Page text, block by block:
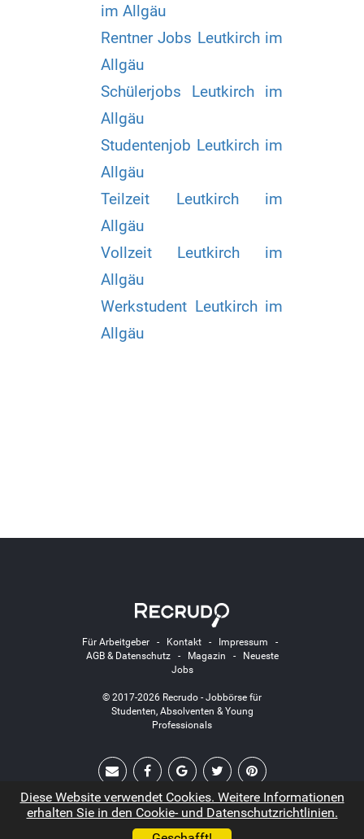
im Allgäu
Rentner Jobs Leutkirch im
Allgäu
Schülerjobs Leutkirch im
Allgäu
Studentenjob Leutkirch im
Allgäu
Teilzeit Leutkirch im
Allgäu
Vollzeit Leutkirch im
Allgäu
Werkstudent Leutkirch im
Allgäu
Für Arbeitgeber- Kontakt- Impressum -
AGB & Datenschutz- Magazin -
Neueste
Jobs
© 2017-2026 Recrudo - Jobbörse für
Studenten, Absolventen & Young
Professionals
Diese Website verwendet Cookies. Weitere Informationen
erhalten Sie in den Cookie- und Datenschutzrichtlinien.